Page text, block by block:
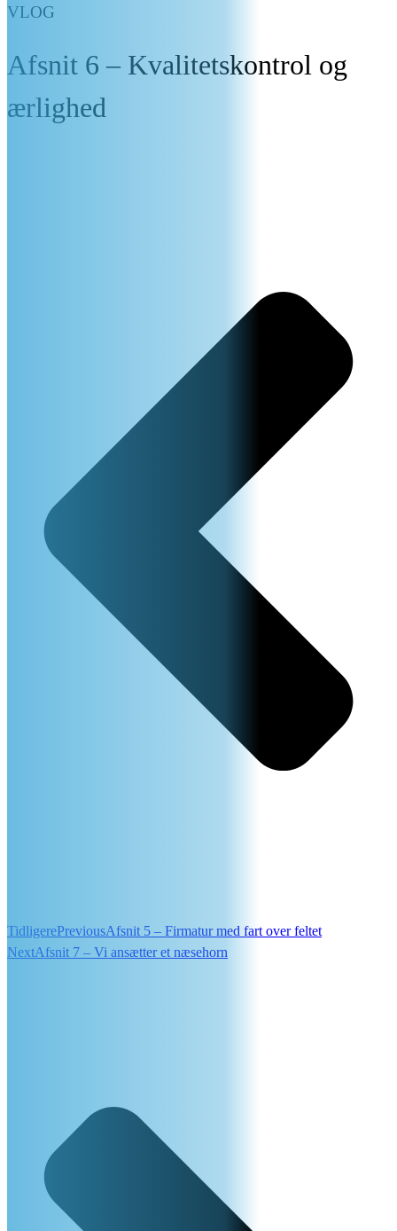
VLOG
Afsnit 6 – Kvalitetskontrol og
ærlighed
TidligerePreviousAfsnit 5 – Firmatur med fart over feltet
NextAfsnit 7 – Vi ansætter et næsehorn